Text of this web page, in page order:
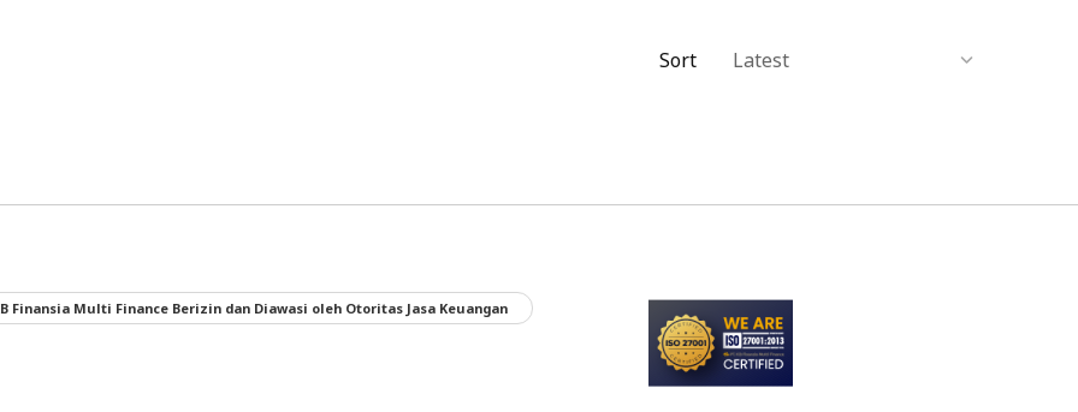
Sort
Finansia Multi Finance Berizin dan Diawasi oleh Otoritas Jasa Keuangan